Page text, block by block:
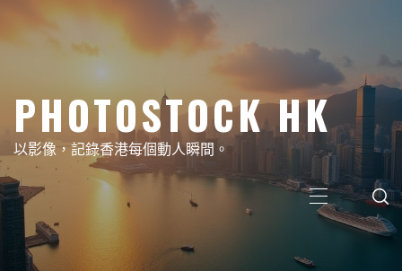
PHOTOSTOCK HK
以影像，記錄香港每個動人瞬間。
Primary
Menu